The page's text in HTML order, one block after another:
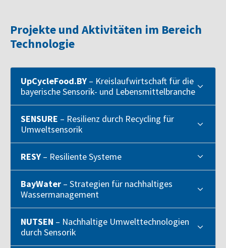
Projekte und Aktivitäten im Bereich
Technologie
UpCycleFood.BY – Kreislaufwirtschaft für die
bayerische Sensorik- und Lebensmittelbranche
SENSURE – Resilienz durch Recycling für
Umweltsensorik
RESY – Resiliente Systeme
BayWater – Strategien für nachhaltiges
Wassermanagement
NUTSEN – Nachhaltige Umwelttechnologien
durch Sensorik